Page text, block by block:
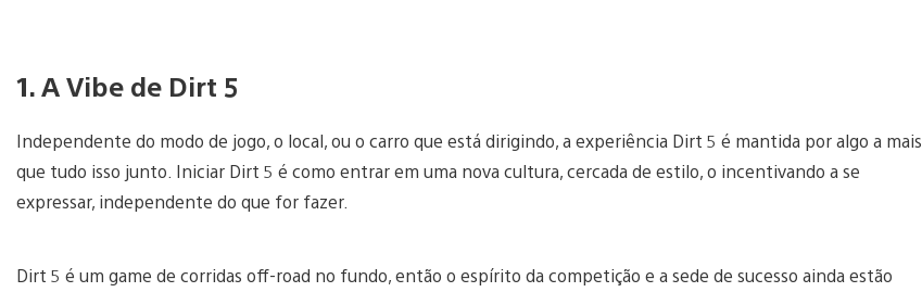
1. A Vibe de Dirt 5
Independente do modo de jogo, o local, ou o carro que está dirigindo, a experiência Dirt 5 é mantida por algo a mais
que tudo isso junto. Iniciar Dirt 5 é como entrar em uma nova cultura, cercada de estilo, o incentivando a se
expressar, independente do que for fazer.
Dirt 5 é um game de corridas off-road no fundo, então o espírito da competição e a sede de sucesso ainda estão